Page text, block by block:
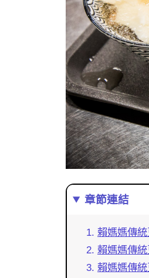
章節連結
賴媽媽傳
賴媽媽傳
賴媽媽傳